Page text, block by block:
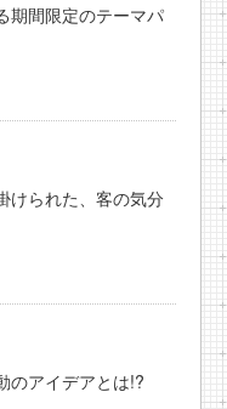
期間限定のテーマパ
けられた、客の気分
のアイデアとは!?